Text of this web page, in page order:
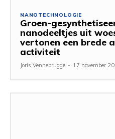
NANOTECHNOLOGIE
Groen-
nanodeeltjes uit
vertonen een brede
activiteit
Joris Vennebrugge - 17 november